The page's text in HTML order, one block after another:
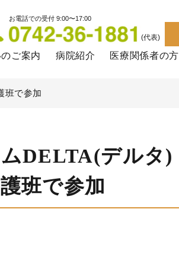
お電話での受付 9:00〜17:00
(代表)
医療関係者の方
病院紹介
ご案内
班で参加
DELTA(デルタ)
班で参加